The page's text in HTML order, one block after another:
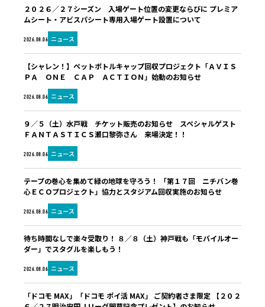
2026.08.06 ニュース
２０２６／２７シーズン 入場ゲート位置の変更ならびに プレミア
ムシート・アビスパシート専用入場ゲート設置について
2026.08.06 ニュース
【シャレン！】ペットボトルキャップ回収プロジェクト「ＡＶＩＳ
ＰＡ ＯＮＥ ＣＡＰ ＡＣＴＩＯＮ」始動のお知らせ
2026.08.06 ニュース
９／５（土）水戸戦 チケット販売のお知らせ スペシャルゲスト
ＦＡＮＴＡＳＴＩＣＳ瀬口黎弥さん 来場決定！！
2026.08.06 ニュース
テープの巻心を集めて緑の地球を守ろう！ 「第１７回 ニチバン巻
心ＥＣＯプロジェクト」協力とスタジアム回収実施のお知らせ
2026.08.06 ニュース
待ち時間なしで楽々受取り！ ８／８（土）神戸戦も「モバイルオー
ダー」でスタグルを楽しもう！
「ドコモ MAX」「ドコモ ポイ活 MAX」 ご契約者さま限定 【２０２